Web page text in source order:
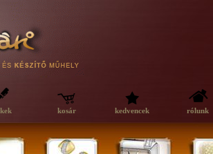
kosár kedvencek rólunk